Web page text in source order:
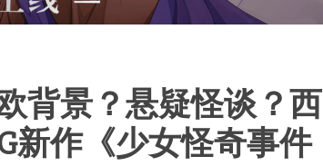
背景？悬疑怪谈？西
新作《少女怪奇事件